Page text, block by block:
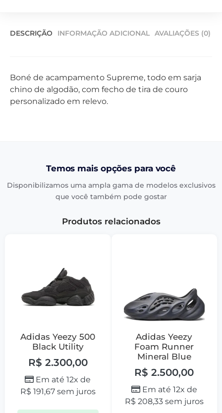
DESCRIÇÃO INFORMAÇÃO ADICIONAL AVALIAÇÕES (0)
Boné de acampamento Supreme, todo em sarja
chino de algodão, com fecho de tira de couro
personalizado em relevo.
Temos mais opções para você
Disponibilizamos uma ampla gama de modelos exclusivos
que você também pode gostar
Produtos relacionados
Adidas Yeezy 500
Black Utility
R$ 2.300,00
Em até 12x de
R$ 191,67sem juros
Adidas Yeezy
Foam Runner
Mineral Blue
R$ 2.500,00
Em até 12x de
R$ 208,33sem juros